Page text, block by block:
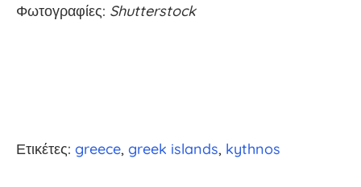
Φωτογραφίες: Shutterstock
Ετικέτες: greece greek islands kythnos